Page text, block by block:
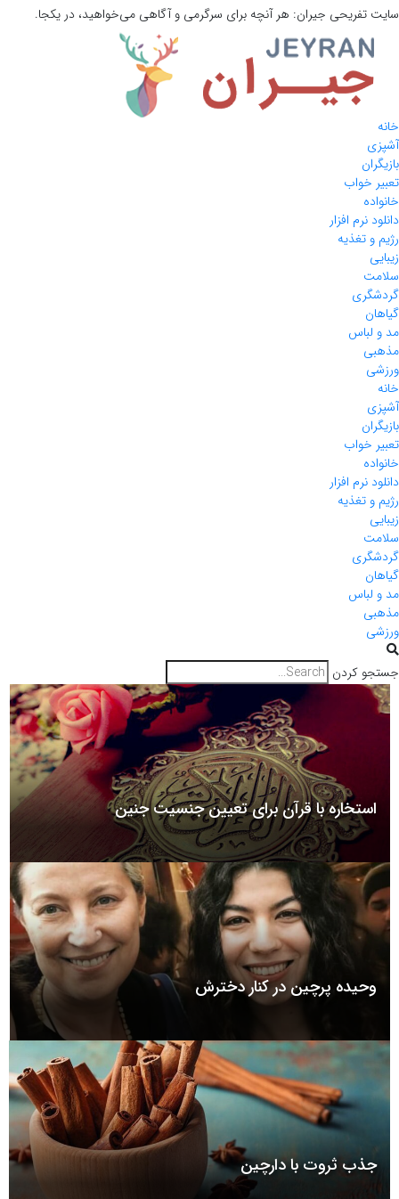
سایت تفریحی جیران: هر آنچه برای سرگرمی و آگاهی می‌خواهید، در یکجا.
خانه
آشپزی
بازیگران
تعبیر خواب
خانواده
دانلود نرم افزار
رژیم و تغذیه
زیبایی
سلامت
گردشگری
گیاهان
مد و لباس
مذهبی
ورزشی
خانه
آشپزی
بازیگران
تعبیر خواب
خانواده
دانلود نرم افزار
رژیم و تغذیه
زیبایی
سلامت
گردشگری
گیاهان
مد و لباس
مذهبی
ورزشی
جستجو کردن
استخاره با قرآن برای تعیین جنسیت جنین
وحیده پرچین در کنار دخترش
جذب ثروت با دارچین